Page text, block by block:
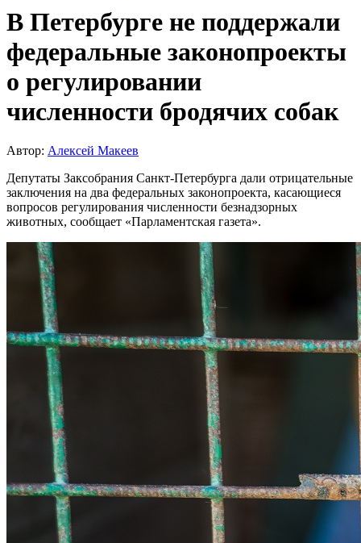
В Петербурге не поддержали
федеральные законопроекты
о регулировании
численности бродячих собак
Автор: Алексей Макеев
Депутаты Заксобрания Санкт-Петербурга дали отрицательные
заключения на два федеральных законопроекта, касающиеся
вопросов регулирования численности безнадзорных
животных, сообщает «Парламентская газета».